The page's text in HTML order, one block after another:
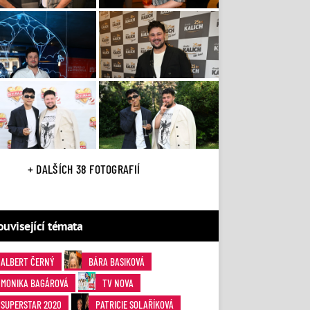
+ DALŠÍCH 38 FOTOGRAFIÍ
témata
ALBERT ČERNÝ
BÁRA BASIKOVÁ
MONIKA BAGÁROVÁ
TV NOVA
SUPERSTAR 2020
PATRICIE SOLAŘÍKOVÁ